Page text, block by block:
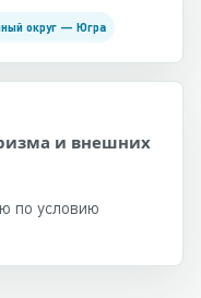
округ — Югра
и внешних
по условию